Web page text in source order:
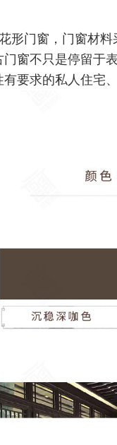
形门窗，门窗材
门窗不只是停留于
有要求的私人住宅